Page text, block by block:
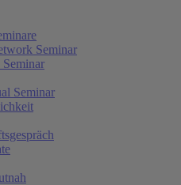
Seminar
Seminar
Seminar